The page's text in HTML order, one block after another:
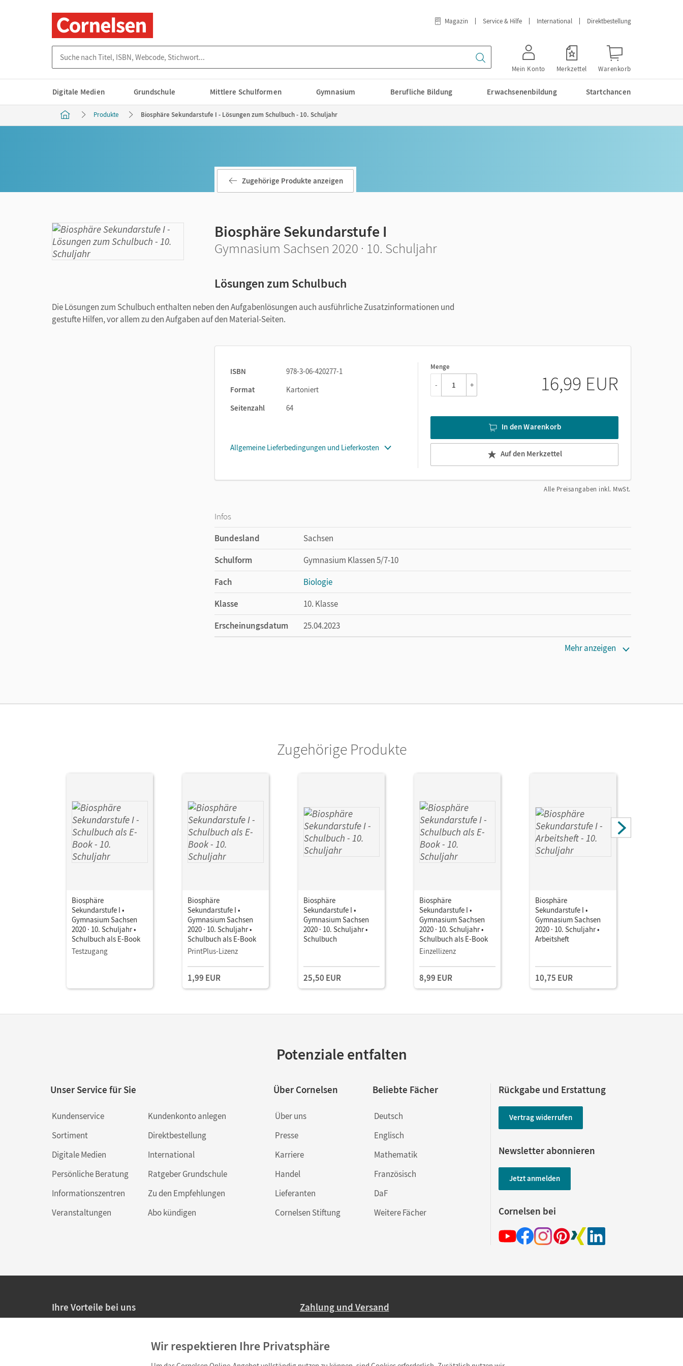
Magazin Service & Hilfe International Direktbestellung
Mein Konto Merkzettel Warenkorb
Digitale Medien Grundschule Mittlere Schulformen Gymnasium Berufliche Bildung Erwachsenenbildung Startchancen
Produkte Biosphäre Sekundarstufe I - Lösungen zum Schulbuch - 10. Schuljahr
Zugehörige Produkte anzeigen
Biosphäre Sekundarstufe I
Gymnasium Sachsen 2020 · 10. Schuljahr
Lösungen zum Schulbuch
Die Lösungen zum Schulbuch enthalten neben den Aufgabenlösungen auch ausführliche Zusatzinformationen und
gestufte Hilfen, vor allem zu den Aufgaben auf den Material-Seiten.
ISBN
978-3-06-420277-1
Format
Kartoniert
Seitenzahl
64
Allgemeine Lieferbedingungen und Lieferkosten
Menge
1
- + 16,99 EUR
In den Warenkorb
Auf den Merkzettel
Alle Preisangaben inkl. MwSt.
Infos
Bundesland
Sachsen
Schulform
Gymnasium Klassen 5/7-10
Fach
Biologie
Klasse
10. Klasse
Erscheinungsdatum
25.04.2023
Mehr anzeigen
Zugehörige Produkte
Biosphäre
Sekundarstufe I •
Gymnasium Sachsen
2020 · 10. Schuljahr •
Schulbuch als E-Book
Testzugang
Biosphäre
Sekundarstufe I •
Gymnasium Sachsen
2020 · 10. Schuljahr •
Schulbuch als E-Book
PrintPlus-Lizenz
1,99 EUR
Biosphäre
Sekundarstufe I •
Gymnasium Sachsen
2020 · 10. Schuljahr •
Schulbuch
25,50 EUR
Biosphäre
Sekundarstufe I •
Gymnasium Sachsen
2020 · 10. Schuljahr •
Schulbuch als E-Book
Einzellizenz
8,99 EUR
Biosphäre
Sekundarstufe I •
Gymnasium Sachsen
2020 · 10. Schuljahr •
Arbeitsheft
10,75 EUR
Potenziale entfalten
Unser Service für Sie
Kundenservice
Sortiment
Digitale Medien
Persönliche Beratung
Informationszentren
Veranstaltungen
Kundenkonto anlegen
Direktbestellung
International
Ratgeber Grundschule
Zu den Empfehlungen
Abo kündigen
Über Cornelsen
Über uns
Presse
Karriere
Handel
Lieferanten
Cornelsen Stiftung
Beliebte Fächer
Deutsch
Englisch
Mathematik
Französisch
DaF
Weitere Fächer
Rückgabe und Erstattung
Vertrag widerrufen
Newsletter abonnieren
Jetzt anmelden
Cornelsen bei
Ihre Vorteile bei uns
Persönliche Angebote für Lehrkräfte
Zahlung und Versand
Ab 59,– EUR Bestellwert liefern wir versandkostenfrei innerhalb Deutschlands
Wir respektieren Ihre Privatsphäre